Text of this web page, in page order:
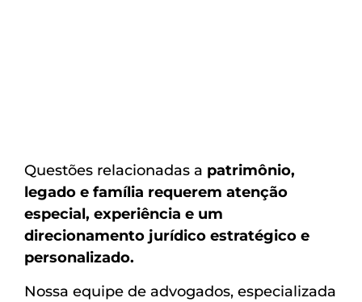
Questões relacionadas a patrimônio,
legado e família requerem atenção
especial, experiência e um
direcionamento jurídico estratégico e
personalizado.
Nossa equipe de advogados, especializada